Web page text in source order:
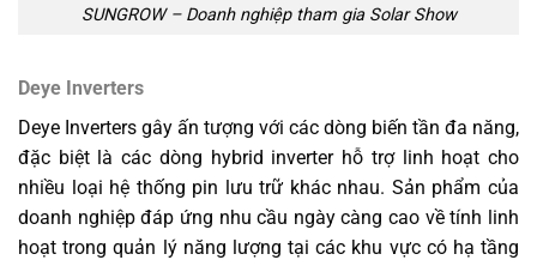
SUNGROW – Doanh nghiệp tham gia Solar Show
Deye Inverters
Deye Inverters gây ấn tượng với các dòng biến tần đa năng,
đặc biệt là các dòng hybrid inverter hỗ trợ linh hoạt cho
nhiều loại hệ thống pin lưu trữ khác nhau. Sản phẩm của
doanh nghiệp đáp ứng nhu cầu ngày càng cao về tính linh
hoạt trong quản lý năng lượng tại các khu vực có hạ tầng